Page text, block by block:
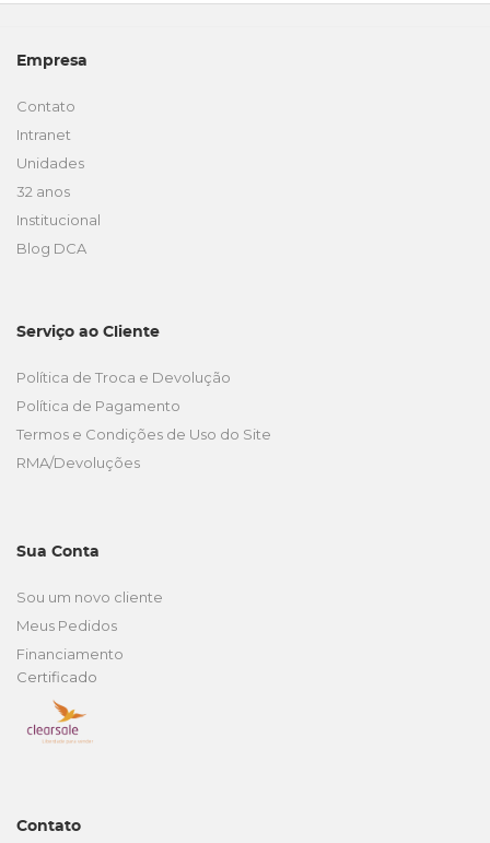
Empresa
Contato
Intranet
Unidades
32 anos
Institucional
Blog DCA
Serviço ao Cliente
Política de Troca e Devolução
Política de Pagamento
Termos e Condições de Uso do Site
RMA/Devoluções
Sua Conta
Sou um novo cliente
Meus Pedidos
Financiamento
Certificado
Contato